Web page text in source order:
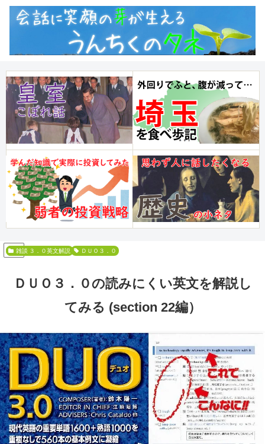
PR
ＤＵＯ３．０の読みにくい英文を解説し
てみる (section 22編）
DUO３．０英文解説
雑談 ＤＵＯ３．０